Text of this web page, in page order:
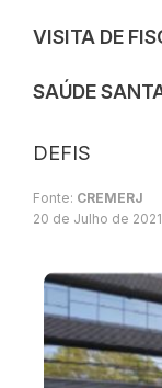
VISITA DE
SAÚDE
DEFIS
Fonte: CREMERJ
20 de Julho de 2021